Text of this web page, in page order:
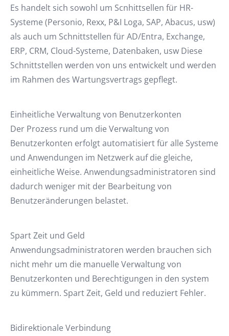
Es handelt sich sowohl um Scnhittsellen für HR-
Systeme (Personio, Rexx, P&I Loga, SAP, Abacus, usw)
als auch um Schnittstellen für AD/Entra, Exchange,
ERP, CRM, Cloud-Systeme, Datenbaken, usw Diese
Schnittstellen werden von uns entwickelt und werden
im Rahmen des Wartungsvertrags gepflegt.
Einheitliche Verwaltung von Benutzerkonten
Der Prozess rund um die Verwaltung von
Benutzerkonten erfolgt automatisiert für alle Systeme
und Anwendungen im Netzwerk auf die gleiche,
einheitliche Weise. Anwendungsadministratoren sind
dadurch weniger mit der Bearbeitung von
Benutzeränderungen belastet.
Spart Zeit und Geld
Anwendungsadministratoren werden brauchen sich
nicht mehr um die manuelle Verwaltung von
Benutzerkonten und Berechtigungen in den system
zu kümmern. Spart Zeit, Geld und reduziert Fehler.
Bidirektionale Verbindung